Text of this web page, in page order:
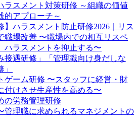
ラスメント対策研修 ～組織の価値
的アプローチ～
】ハラスメント防止研修2026｜リス
職場改善 〜職場内での相互リスペ
ハラスメントを抑止する〜
接遇研修」「管理職向け身だしな
ゲーム研修 〜スタッフに経営・財
付けさせ生産性を高める〜
の労務管理研修
管理職に求められるマネジメントの